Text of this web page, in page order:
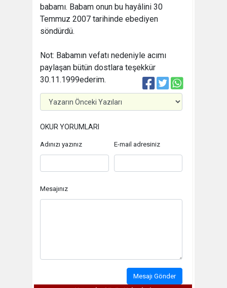
babamı. Babam onun bu hayâlini 30
Temmuz 2007 tarihinde ebediyen
söndürdü.
Not: Babamın vefatı nedeniyle acımı
paylaşan bütün dostlara teşekkür
ederim.
30.11.1999
OKUR YORUMLARI
Adınızı yazınız E-mail adresiniz
Mesajınız
Mesajı Gönder